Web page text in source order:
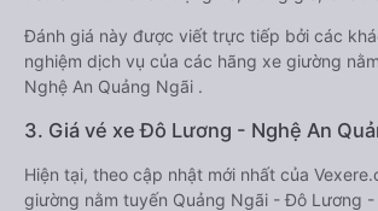
Đánh giá này được viết trực tiếp bởi các
nghiệm dịch vụ của các hãng xe giường
Nghệ An Quảng Ngãi .
3. Giá vé xe Đô Lương - Nghệ An
Hiện tại, theo cập nhật mới nhất của
giường nằm tuyến Quảng Ngãi - Đô Lương